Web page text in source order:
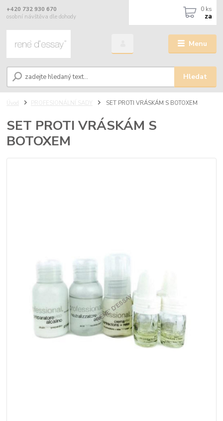
Menu
Hledat
+420 732 930 670
osobní návštěva dle dohody
0 ks
za
Úvod PROFESIONÁLNÍ SADY SET PROTI VRÁSKÁM S BOTOXEM
SET PROTI VRÁSKÁM S
BOTOXEM